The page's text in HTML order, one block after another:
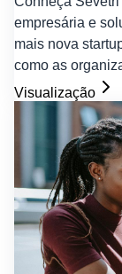
empresária e
mais nova
como as
Visualização